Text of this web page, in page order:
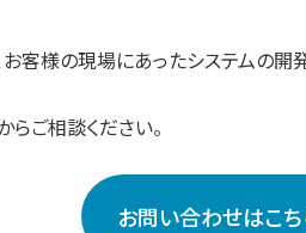
客様の現場にあったシステムの開
ご相談ください。
お問い合わせはこ